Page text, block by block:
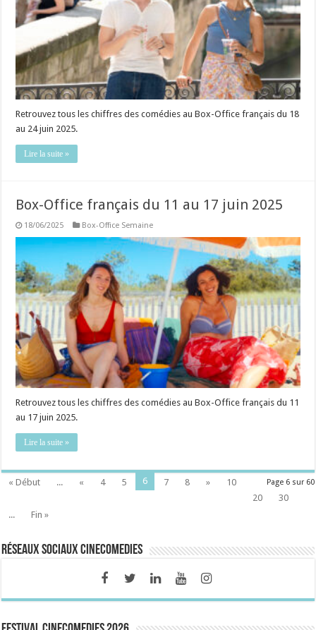
Retrouvez tous les chiffres des comédies au Box-Office français du 18
au 24 juin 2025.
Lire la suite »
Box-Office français du 11 au 17 juin 2025
18/06/2025 Box-Office Semaine
Retrouvez tous les chiffres des comédies au Box-Office français du 11
au 17 juin 2025.
Lire la suite »
Page 6 sur 60
« Début ... « 4 5 6 7 8 »
10
20
30
...
Fin »
Réseaux sociaux CineComedies